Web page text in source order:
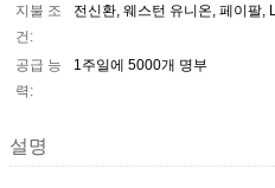
지불 조
건:
전신환, 웨스턴 유니온, 페이팔,
공급 능
력:
1주일에 5000개 명부
설명